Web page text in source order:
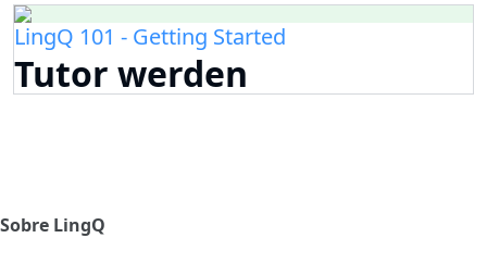
LingQ 101 - Getting Started
Tutor werden
Sobre LingQ